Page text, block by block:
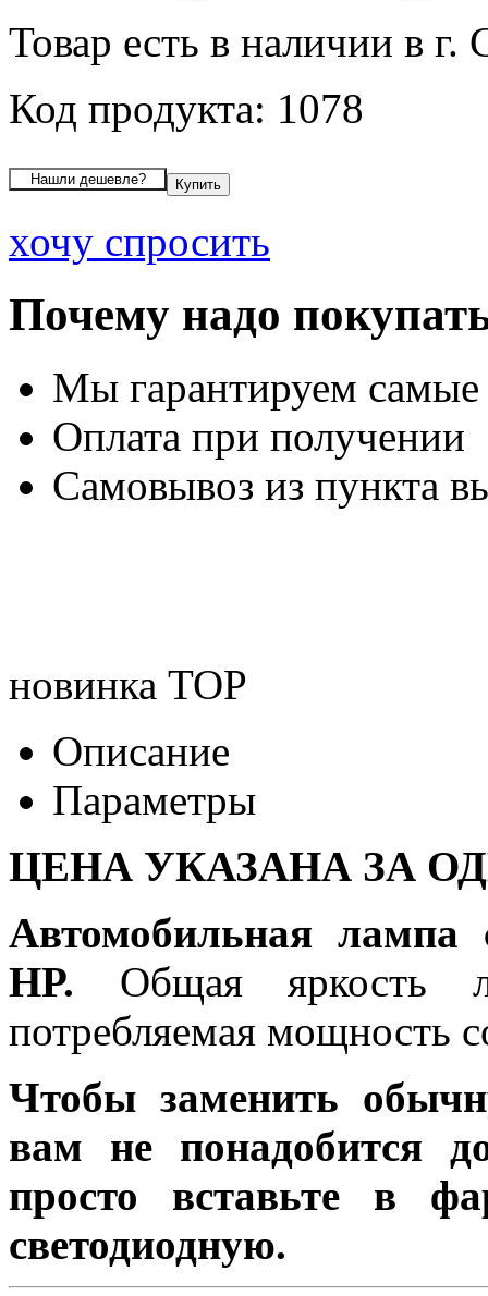
Товар есть в наличии в
Код продукта: 1078
хочу спросить
Почему надо
Мы гарантируем
Оплата при получении
Самовывоз из пункта
новинка TOP
Описание
Параметры
ЦЕНА УКАЗАНА ЗА
Автомобильная
HP. Общая яркость
потребляемая мощность
Чтобы заменить
вам не понадобится
просто вставьте в
светодиодную.